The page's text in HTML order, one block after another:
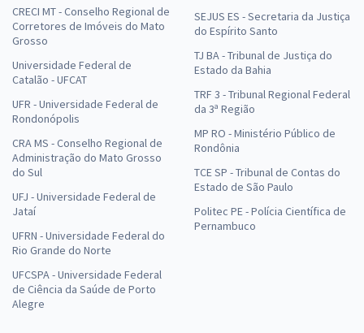
R$ 367,92
à vista
30,66
Economize R$ 91,98 (-20%)
Comprar
UNIRIO - Universidade Federal do Estado do Rio de Janeiro - Biólogo
(Módulo Especial)
à vista
ou 12x de
R$27,99
Comprar
CRECI MT - Conselho Regional de
Corretores de Imóveis do Mato
Grosso
Universidade Federal de
Catalão - UFCAT
UFR - Universidade Federal de
Rondonópolis
CRA MS - Conselho Regional de
Administração do Mato Grosso
do Sul
UFJ - Universidade Federal de
Jataí
UFRN - Universidade Federal do
Rio Grande do Norte
UFCSPA - Universidade Federal
de Ciência da Saúde de Porto
Alegre
SEJUS ES - Secretaria da Justiça
do Espírito Santo
TJ BA - Tribunal de Justiça do
Estado da Bahia
TRF 3 - Tribunal Regional Federal
da 3ª Região
MP RO - Ministério Público de
Rondônia
TCE SP - Tribunal de Contas do
Estado de São Paulo
Politec PE - Polícia Científica de
Pernambuco